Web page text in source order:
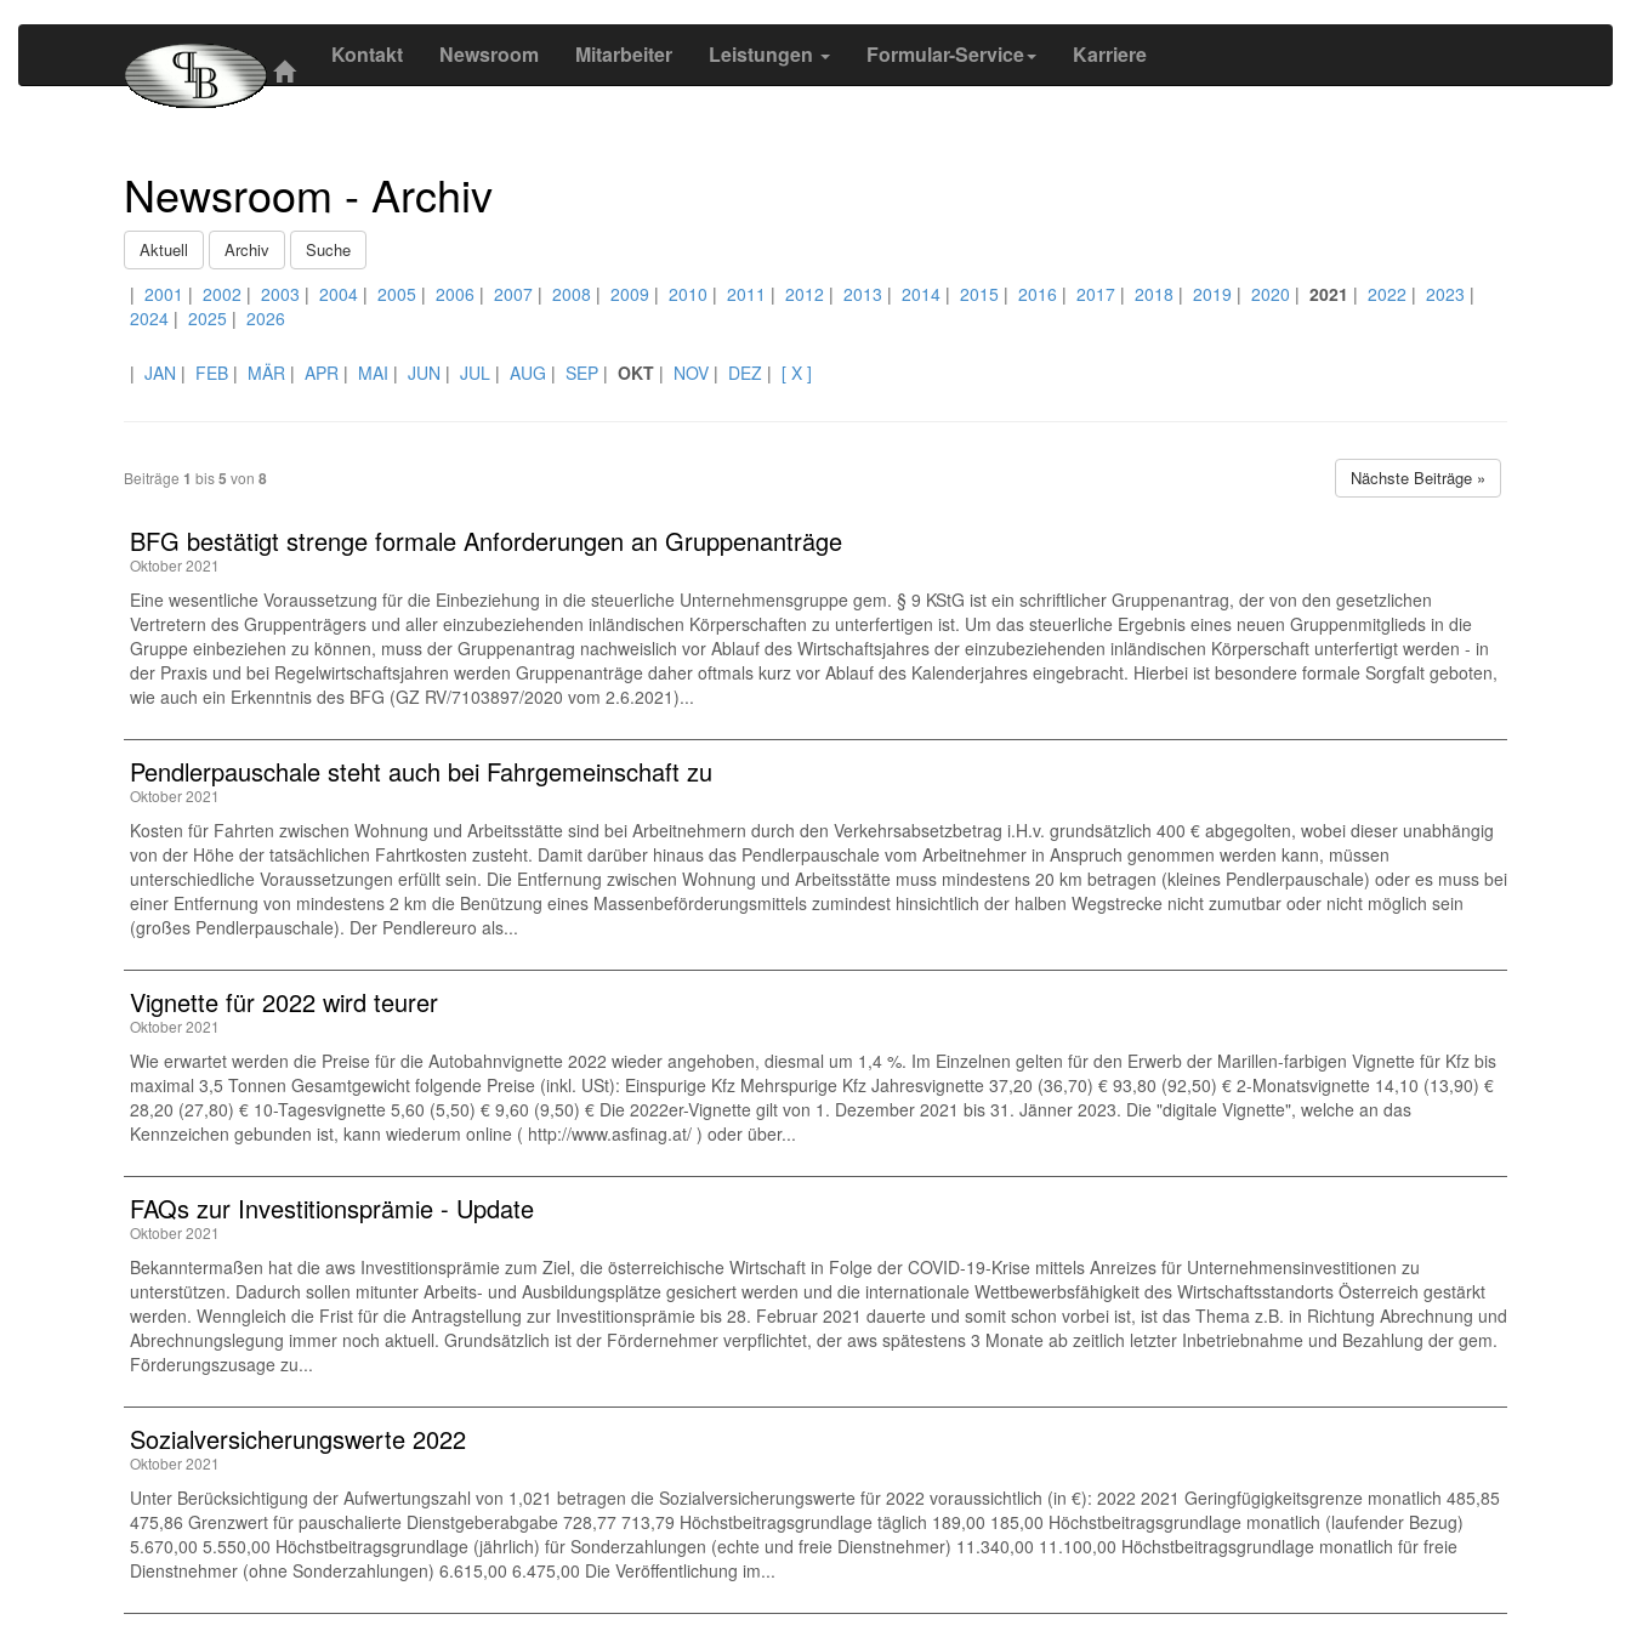
Kontakt Newsroom Mitarbeiter Leistungen Formular-Service Karriere
Newsroom - Archiv
Aktuell Archiv Suche
| 2001 | 2002 | 2003 | 2004 | 2005 | 2006 | 2007 | 2008 | 2009 | 2010 | 2011 | 2012 | 2013 | 2014 | 2015 | 2016 | 2017 | 2018 | 2019 | 2020 | 2021 | 2022 | 2023 |
2024 | 2025 | 2026
| JAN | FEB | MÄR | APR | MAI | JUN | JUL | AUG | SEP | OKT | NOV | DEZ | [ X ]
Beiträge 1 bis5 von 8 Nächste Beiträge »
BFG bestätigt strenge formale Anforderungen an Gruppenanträge
Oktober 2021
Eine wesentliche Voraussetzung für die Einbeziehung in die steuerliche Unternehmensgruppe gem. § 9 KStG ist ein schriftlicher Gruppenantrag, der von den gesetzlichen
Vertretern des Gruppenträgers und aller einzubeziehenden inländischen Körperschaften zu unterfertigen ist. Um das steuerliche Ergebnis eines neuen Gruppenmitglieds in die
Gruppe einbeziehen zu können, muss der Gruppenantrag nachweislich vor Ablauf des Wirtschaftsjahres der einzubeziehenden inländischen Körperschaft unterfertigt werden - in
der Praxis und bei Regelwirtschaftsjahren werden Gruppenanträge daher oftmals kurz vor Ablauf des Kalenderjahres eingebracht. Hierbei ist besondere formale Sorgfalt geboten,
wie auch ein Erkenntnis des BFG (GZ RV/7103897/2020 vom 2.6.2021)...
Pendlerpauschale steht auch bei Fahrgemeinschaft zu
Oktober 2021
Kosten für Fahrten zwischen Wohnung und Arbeitsstätte sind bei Arbeitnehmern durch den Verkehrsabsetzbetrag i.H.v. grundsätzlich 400 € abgegolten, wobei dieser unabhängig
von der Höhe der tatsächlichen Fahrtkosten zusteht. Damit darüber hinaus das Pendlerpauschale vom Arbeitnehmer in Anspruch genommen werden kann, müssen
unterschiedliche Voraussetzungen erfüllt sein. Die Entfernung zwischen Wohnung und Arbeitsstätte muss mindestens 20 km betragen (kleines Pendlerpauschale) oder es muss bei
einer Entfernung von mindestens 2 km die Benützung eines Massenbeförderungsmittels zumindest hinsichtlich der halben Wegstrecke nicht zumutbar oder nicht möglich sein
(großes Pendlerpauschale). Der Pendlereuro als...
Vignette für 2022 wird teurer
Oktober 2021
Wie erwartet werden die Preise für die Autobahnvignette 2022 wieder angehoben, diesmal um 1,4 %. Im Einzelnen gelten für den Erwerb der Marillen-farbigen Vignette für Kfz bis
maximal 3,5 Tonnen Gesamtgewicht folgende Preise (inkl. USt): Einspurige Kfz Mehrspurige Kfz Jahresvignette 37,20 (36,70) € 93,80 (92,50) € 2-Monatsvignette 14,10 (13,90) €
28,20 (27,80) € 10-Tagesvignette 5,60 (5,50) € 9,60 (9,50) € Die 2022er-Vignette gilt von 1. Dezember 2021 bis 31. Jänner 2023. Die "digitale Vignette", welche an das
Kennzeichen gebunden ist, kann wiederum online ( http://www.asfinag.at/ ) oder über...
FAQs zur Investitionsprämie - Update
Oktober 2021
Bekanntermaßen hat die aws Investitionsprämie zum Ziel, die österreichische Wirtschaft in Folge der COVID-19-Krise mittels Anreizes für Unternehmensinvestitionen zu
unterstützen. Dadurch sollen mitunter Arbeits- und Ausbildungsplätze gesichert werden und die internationale Wettbewerbsfähigkeit des Wirtschaftsstandorts Österreich gestärkt
werden. Wenngleich die Frist für die Antragstellung zur Investitionsprämie bis 28. Februar 2021 dauerte und somit schon vorbei ist, ist das Thema z.B. in Richtung Abrechnung und
Abrechnungslegung immer noch aktuell. Grundsätzlich ist der Fördernehmer verpflichtet, der aws spätestens 3 Monate ab zeitlich letzter Inbetriebnahme und Bezahlung der gem.
Förderungszusage zu...
Sozialversicherungswerte 2022
Oktober 2021
Unter Berücksichtigung der Aufwertungszahl von 1,021 betragen die Sozialversicherungswerte für 2022 voraussichtlich (in €): 2022 2021 Geringfügigkeitsgrenze monatlich 485,85
475,86 Grenzwert für pauschalierte Dienstgeberabgabe 728,77 713,79 Höchstbeitragsgrundlage täglich 189,00 185,00 Höchstbeitragsgrundlage monatlich (laufender Bezug)
5.670,00 5.550,00 Höchstbeitragsgrundlage (jährlich) für Sonderzahlungen (echte und freie Dienstnehmer) 11.340,00 11.100,00 Höchstbeitragsgrundlage monatlich für freie
Dienstnehmer (ohne Sonderzahlungen) 6.615,00 6.475,00 Die Veröffentlichung im...